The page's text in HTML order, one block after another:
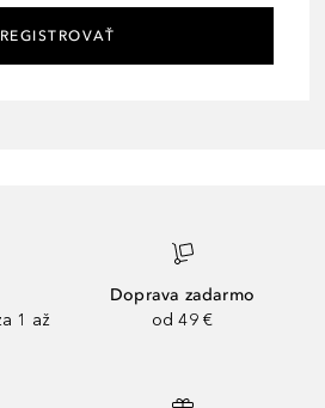
REGISTROVAŤ
1 až
Doprava zadarmo
od 49 €